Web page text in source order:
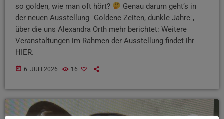
so golden, wie man oft hört?
Genau darum geht‘s in
der neuen Ausstellung "Goldene Zeiten, dunkle Jahre",
über die uns Alexandra Orth mehr berichtet: Weitere
Veranstaltungen im Rahmen der Ausstellung findet ihr
HIER.
today 6. JULI 2026 16